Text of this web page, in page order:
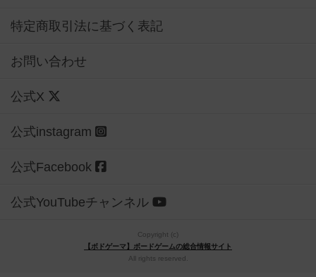
特定商取引法に基づく表記
お問い合わせ
公式X
公式instagram
公式Facebook
公式YouTubeチャンネル
Copyright (c)
【ボドゲーマ】ボードゲームの総合情報サイト
All rights reserved.